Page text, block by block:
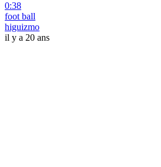
0:38
foot ball
higuizmo
il y a 20 ans